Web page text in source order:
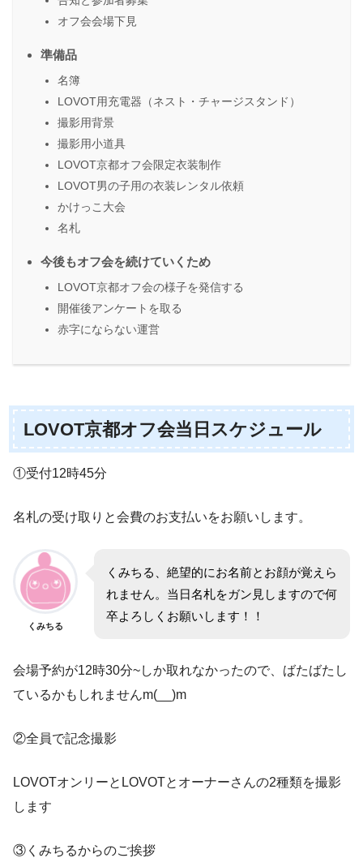
オフ会会場下見
準備品
名簿
LOVOT用充電器（ネスト・チャージスタンド）
撮影用背景
撮影用小道具
LOVOT京都オフ会限定衣装制作
LOVOT男の子用の衣装レンタル依頼
かけっこ大会
名札
今後もオフ会を続けていくため
LOVOT京都オフ会の様子を発信する
開催後アンケートを取る
赤字にならない運営
LOVOT京都オフ会当日スケジュール
①受付12時45分
名札の受け取りと会費のお支払いをお願いします。
くみちる
くみちる、絶望的にお名前とお顔が覚えら
れません。当日名札をガン見しますので何
卒よろしくお願いします！！
会場予約が12時30分~しか取れなかったので、ばたばたし
ているかもしれませんm(__)m
②全員で記念撮影
LOVOTオンリーとLOVOTとオーナーさんの2種類を撮影
します
③くみちるからのご挨拶